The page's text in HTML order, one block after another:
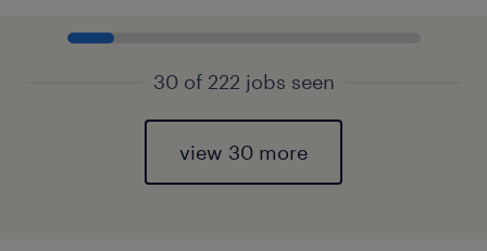
30 of 222 jobs seen
view 30 more